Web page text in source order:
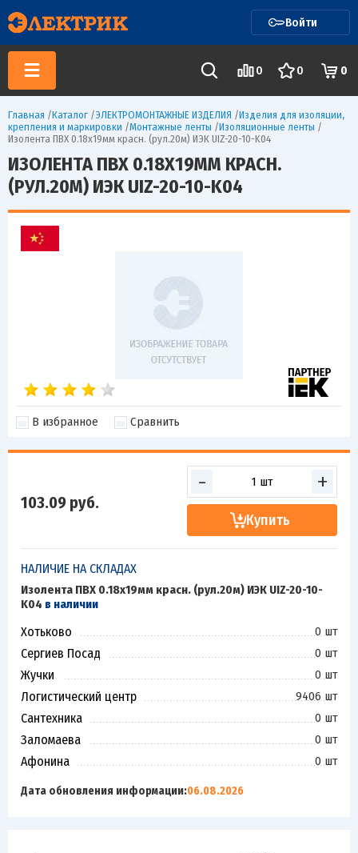
Войти
0 0 0
Главная /Каталог /ЭЛЕКТРОМОНТАЖНЫЕ ИЗДЕЛИЯ /Изделия для изоляции,
крепления и маркировки /Монтажные ленты /Изоляционные ленты /
Изолента ПВХ 0.18х19мм красн. (рул.20м) ИЭК UIZ-20-10-K04
ИЗОЛЕНТА ПВХ 0.18Х19ММ КРАСН.
(РУЛ.20М) ИЭК UIZ-20-10-K04
В избранное Сравнить
103.09 руб.
- +
Купить
НАЛИЧИЕ НА СКЛАДАХ
Изолента ПВХ 0.18х19мм красн. (рул.20м) ИЭК UIZ-20-10-
K04 в наличии
Хотьково 0 шт
Сергиев Посад 0 шт
Жучки 0 шт
Логистический центр 9406 шт
Сантехника 0 шт
Заломаева 0 шт
Афонина 0 шт
Дата обновления информации:06.08.2026